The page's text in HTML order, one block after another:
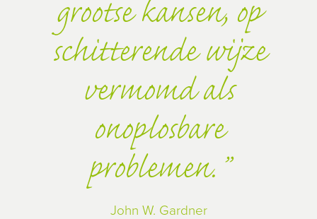
grootse kansen, op
schitterende wijze
vermomd als
onoplosbare
problemen.
John W. Gardner